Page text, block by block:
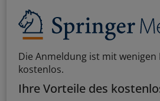
Die Anmeldung ist mit
kostenlos.
Ihre Vorteile des